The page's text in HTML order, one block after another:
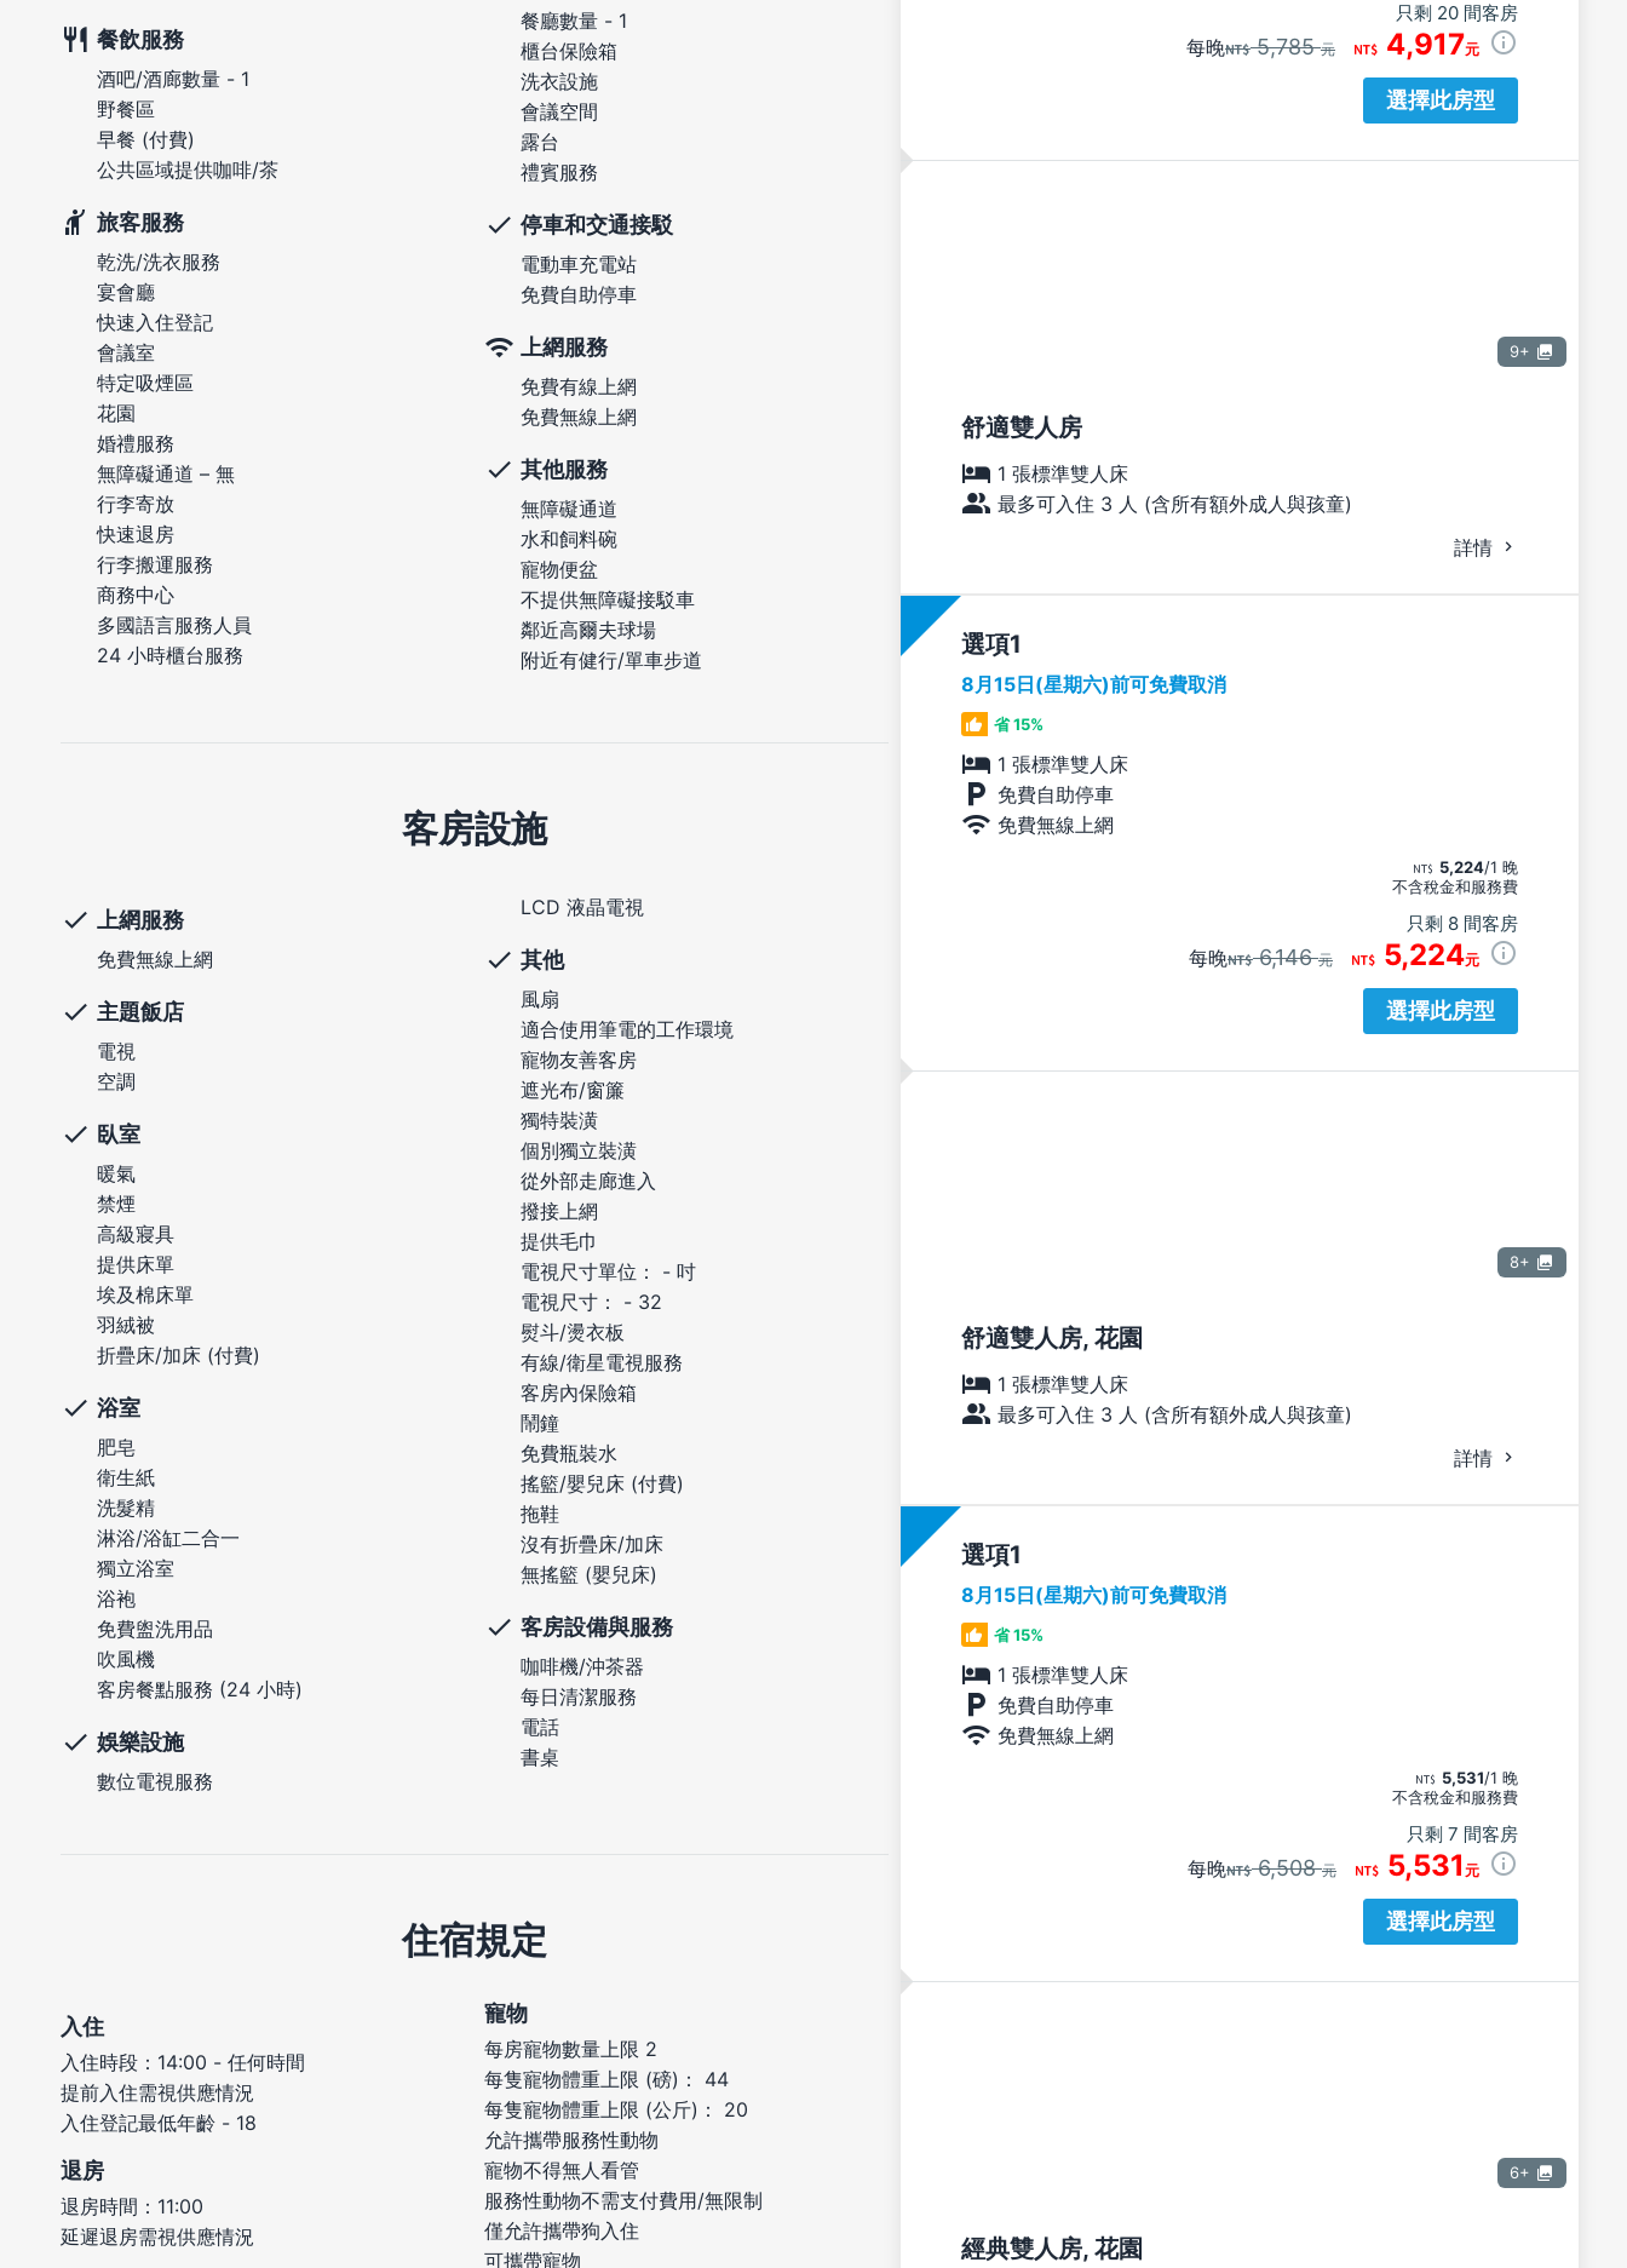
只剩 20 間客房
每晚 5,785元 4,917元
選擇此房型
9+
舒適雙人房
1 張標準雙人床
最多可入住 3 人 (含所有額外成人與孩童)
詳情
選項
8月15日(星期六)前可免費取消
省 15%
1 張標準雙人床
免費自助停車
免費無線上網
5,224/1 晚
不含稅金和服務費
只剩 8 間客房
每晚 6,146元 5,224元
選擇此房型
8+
舒適雙人房, 花園
1 張標準雙人床
最多可入住 3 人 (含所有額外成人與孩童)
詳情
選項
8月15日(星期六)前可免費取消
省 15%
1 張標準雙人床
免費自助停車
免費無線上網
5,531/1 晚
不含稅金和服務費
只剩 7 間客房
每晚 6,508元 5,531 元
選擇此房型
6+
經典雙人房, 花園
餐飲服務
酒吧/酒廊數量 - 1
野餐區
早餐 (付費)
公共區域提供咖啡/茶
旅客服務
乾洗/洗衣服務
宴會廳
快速入住登記
會議室
特定吸煙區
花園
婚禮服務
無障礙通道 – 無
行李寄放
快速退房
行李搬運服務
商務中心
多國語言服務人員
24 小時櫃台服務
餐廳數量 - 1
櫃台保險箱
洗衣設施
會議空間
露台
禮賓服務
停車和交通接駁
電動車充電站
免費自助停車
上網服務
免費有線上網
免費無線上網
其他服務
無障礙通道
水和飼料碗
寵物便盆
不提供無障礙接駁車
鄰近高爾夫球場
附近有健行/單車步道
客房設施
上網服務
免費無線上網
主題飯店
電視
空調
臥室
暖氣
禁煙
高級寢具
提供床單
埃及棉床單
羽絨被
折疊床/加床 (付費)
浴室
肥皂
衛生紙
洗髮精
淋浴/浴缸二合一
獨立浴室
浴袍
免費盥洗用品
吹風機
客房餐點服務 (24 小時)
娛樂設施
數位電視服務
LCD 液晶電視
其他
風扇
適合使用筆電的工作環境
寵物友善客房
遮光布/窗簾
獨特裝潢
個別獨立裝潢
從外部走廊進入
撥接上網
提供毛巾
電視尺寸單位： - 吋
電視尺寸： - 32
熨斗/燙衣板
有線/衛星電視服務
客房內保險箱
鬧鐘
免費瓶裝水
搖籃/嬰兒床 (付費)
拖鞋
沒有折疊床/加床
無搖籃 (嬰兒床)
客房設備與服務
咖啡機/沖茶器
每日清潔服務
電話
書桌
住宿規定
入住
入住時段：14:00 - 任何時間
提前入住需視供應情況
入住登記最低年齡 - 18
退房
退房時間：11:00
延遲退房需視供應情況
寵物
每房寵物數量上限 2
每隻寵物體重上限 (磅)： 44
每隻寵物體重上限 (公斤)： 20
允許攜帶服務性動物
寵物不得無人看管
服務性動物不需支付費用/無限制
僅允許攜帶狗入住
可攜帶寵物